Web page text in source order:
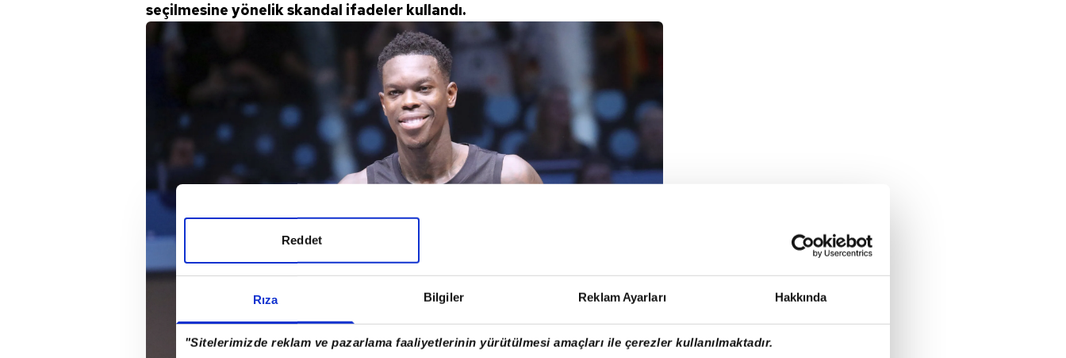
Rıza Bilgiler Reklam Ayarları Hakkında
"Sitelerimizde reklam ve pazarlama faaliyetlerinin yürütülmesi amaçları ile çerezler kullanılmaktadır.
Reddet
seçilmesine yönelik skandal ifadeler kullandı.